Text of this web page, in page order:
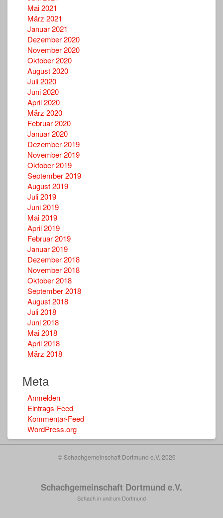
Mai 2021
März 2021
Januar 2021
Dezember 2020
November 2020
Oktober 2020
August 2020
Juli 2020
Juni 2020
April 2020
März 2020
Februar 2020
Januar 2020
Dezember 2019
November 2019
Oktober 2019
September 2019
August 2019
Juli 2019
Juni 2019
Mai 2019
April 2019
Februar 2019
Januar 2019
Dezember 2018
November 2018
Oktober 2018
September 2018
August 2018
Juli 2018
Juni 2018
Mai 2018
April 2018
März 2018
Meta
Anmelden
Eintrags-Feed
Kommentar-Feed
WordPress.org
© Schachgemeinschaft Dortmund e.V. 2026
Schachgemeinschaft Dortmund e.V.
Schach in und um Dortmund